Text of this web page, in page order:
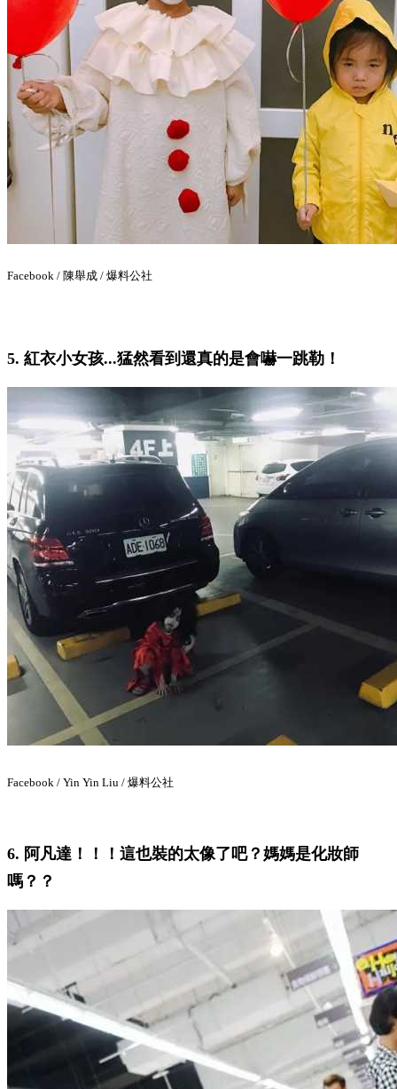
Facebook / 陳舉成 / 爆料公社
5. 紅衣小女孩...猛然看到還真的是會嚇一跳勒！
Facebook / Yin Yin Liu / 爆料公社
6. 阿凡達！！！這也裝的太像了吧？媽媽是化妝師
嗎？？